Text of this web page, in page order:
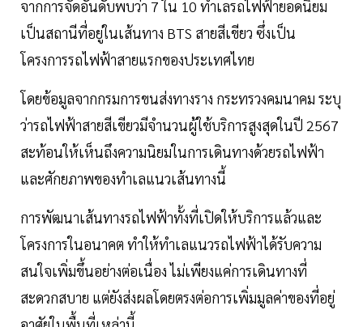
จากการจัดอันดับพบว่า 7 ใน 10 ทำเลรถไฟฟ้ายอดนิยม
เป็นสถานีที่อยู่ในเส้นทาง BTS สายสีเขียว ซึ่งเป็น
โครงการรถไฟฟ้าสายแรกของประเทศไทย
โดยข้อมูลจากกรมการขนส่งทางราง กระทรวงคมนาคม ระบุ
ว่ารถไฟฟ้าสายสีเขียวมีจำนวนผู้ใช้บริการสูงสุดในปี 2567
สะท้อนให้เห็นถึงความนิยมในการเดินทางด้วยรถไฟฟ้า
และศักยภาพของทำเลแนวเส้นทางนี้
การพัฒนาเส้นทางรถไฟฟ้าทั้งที่เปิดให้บริการแล้วและ
โครงการในอนาคต ทำให้ทำเลแนวรถไฟฟ้าได้รับความ
สนใจเพิ่มขึ้นอย่างต่อเนื่อง ไม่เพียงแค่การเดินทางที่
สะดวกสบาย แต่ยังส่งผลโดยตรงต่อการเพิ่มมูลค่าของที่อยู่